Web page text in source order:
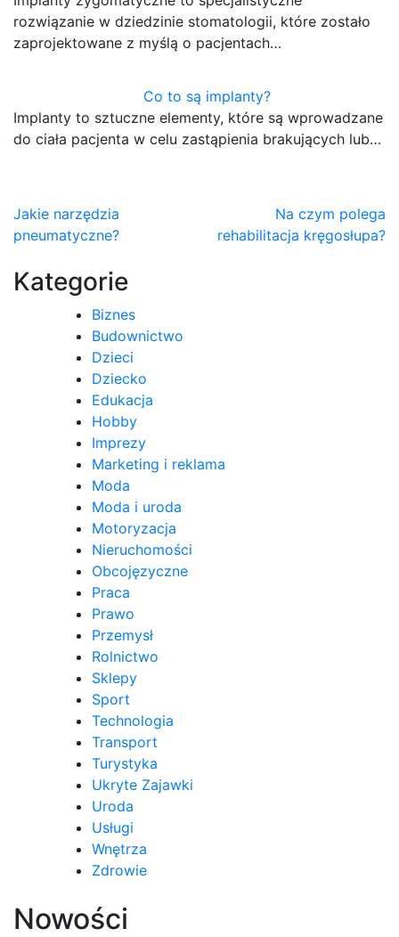
rozwiązanie w dziedzinie stomatologii, które zostało
zaprojektowane z myślą o pacjentach…
Co to są implanty?
Implanty to sztuczne elementy, które są wprowadzane
do ciała pacjenta w celu zastąpienia brakujących lub…
Nawigacja
wpisu
Jakie narzędzia
pneumatyczne?
Na czym polega
rehabilitacja kręgosłupa?
Kategorie
Biznes
Budownictwo
Dzieci
Dziecko
Edukacja
Hobby
Imprezy
Marketing i reklama
Moda
Moda i uroda
Motoryzacja
Nieruchomości
Obcojęzyczne
Praca
Prawo
Przemysł
Rolnictwo
Sklepy
Sport
Technologia
Transport
Turystyka
Ukryte Zajawki
Uroda
Usługi
Wnętrza
Zdrowie
Nowości